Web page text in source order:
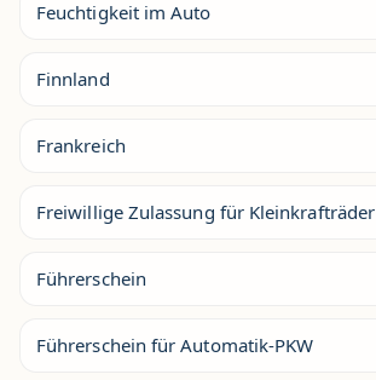
Feuchtigkeit im Auto
Finnland
Frankreich
Freiwillige Zulassung für Kleinkrafträder
Führerschein
Führerschein für Automatik-PKW